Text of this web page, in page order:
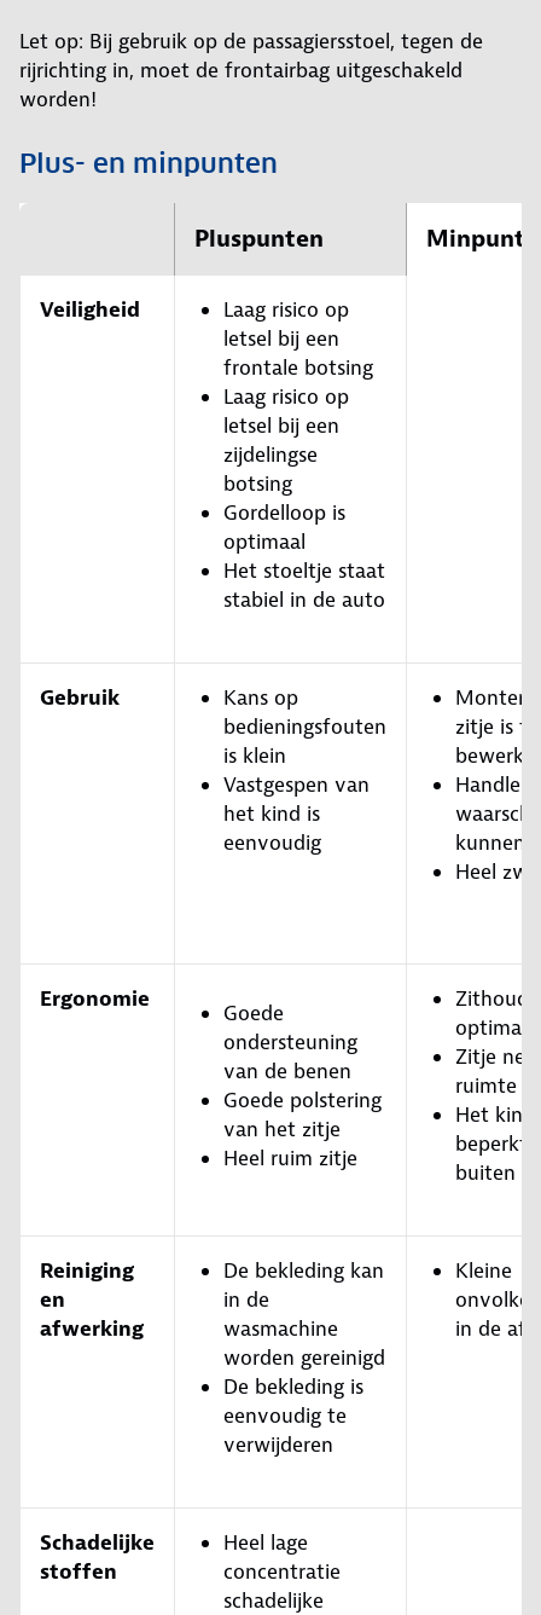
Let op: Bij gebruik op de passagiersstoel, tegen de
rijrichting in, moet de frontairbag uitgeschakeld
worden!
Plus- en minpunten
Pluspunten
Veiligheid
Laag risico op
letsel bij een
frontale botsing
Laag risico op
letsel bij een
zijdelingse
botsing
Gordelloop is
optimaal
Het stoeltje staat
stabiel in de auto
Gebruik
Kans op
bedieningsfouten
is klein
Vastgespen van
het kind is
eenvoudig
zitje is
kunnen
Heel
Ergonomie
Goede
ondersteuning
van de benen
Goede polstering
van het zitje
Heel ruim zitje
optimaal
Zitje
ruimte
Het
beperkt
buiten
Reiniging
en
afwerking
De bekleding kan
in de
wasmachine
worden gereinigd
De bekleding is
eenvoudig te
verwijderen
Kleine
in de
Schadelijke
stoffen
Heel lage
concentratie
schadelijke